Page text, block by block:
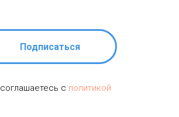
Подписаться
c политикой